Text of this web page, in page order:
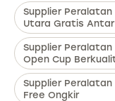
Supplier
Utara Gratis
Supplier Peralatan
Open Cup
Supplier
Free Ongkir